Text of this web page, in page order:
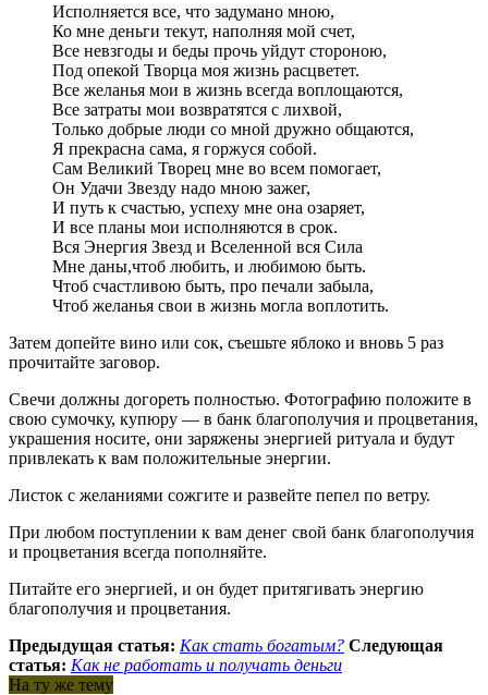
Исполняется все, что задумано мною,
Ко мне деньги текут, наполняя мой счет,
Все невзгоды и беды прочь уйдут стороною,
Под опекой Творца моя жизнь расцветет.
Все желанья мои в жизнь всегда воплощаются,
Все затраты мои возвратятся с лихвой,
Только добрые люди со мной дружно общаются,
Я прекрасна сама, я горжуся собой.
Сам Великий Творец мне во всем помогает,
Он Удачи Звезду надо мною зажег,
И путь к счастью, успеху мне она озаряет,
И все планы мои исполняются в срок.
Вся Энергия Звезд и Вселенной вся Сила
Мне даны,чтоб любить, и любимою быть.
Чтоб счастливою быть, про печали забыла,
Чтоб желанья свои в жизнь могла воплотить.
Затем допейте вино или сок, съешьте яблоко и вновь 5 раз
прочитайте заговор.
Свечи должны догореть полностью. Фотографию положите в
свою сумочку, купюру — в банк благополучия и процветания,
украшения носите, они заряжены энергией ритуала и будут
привлекать к вам положительные энергии.
Листок с желаниями сожгите и развейте пепел по ветру.
При любом поступлении к вам денег свой банк благополучия
и процветания всегда пополняйте.
Питайте его энергией, и он будет притягивать энергию
благополучия и процветания.
Предыдущая статья: Как стать богатым? Следующая
статья: Как не работать и получать деньги
На ту же тему